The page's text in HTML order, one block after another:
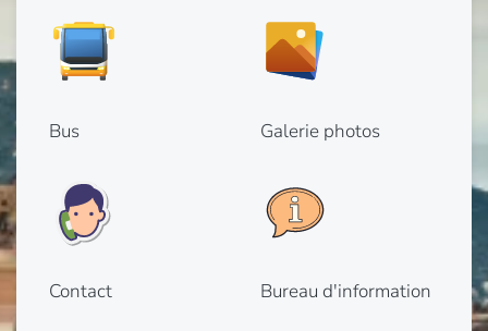
Bus Galerie photos
Contact Bureau d'information